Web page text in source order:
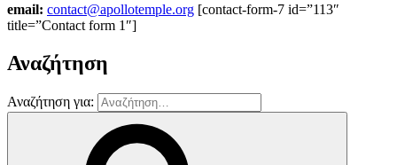
email: contact@apollotemple.org [contact-form-7 id=”113″
title=”Contact form 1″]
Αναζήτηση
Αναζήτηση για: